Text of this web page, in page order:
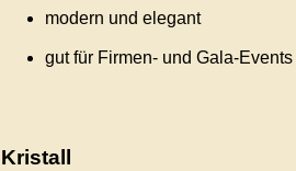
modern und elegant
gut für Firmen- und Gala-Events
Kristall